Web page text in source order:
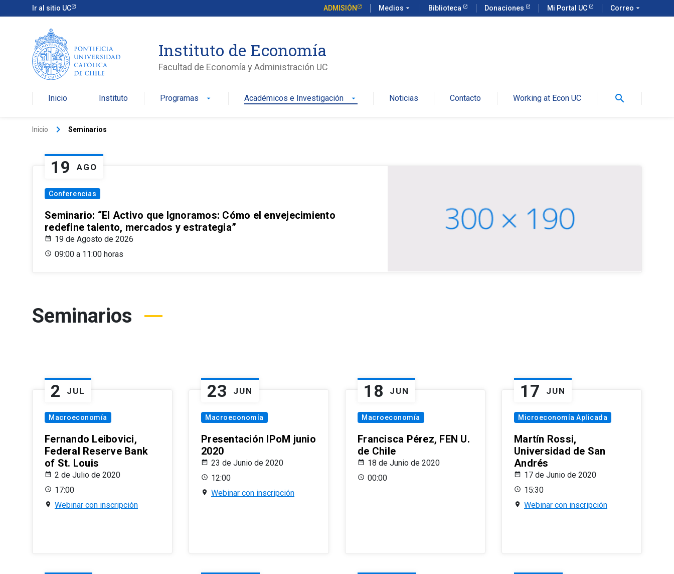
Ir al sitio UC ADMISIÓN Medios arrow_drop_down Biblioteca Donaciones Mi Portal UC Correo arrow_drop_down
Instituto de Economía
Facultad de Economía y Administración UC
Inicio Instituto Programas arrow_drop_down Académicos e Investigación arrow_drop_down Noticias Contacto Working at Econ UC search
Inicio keyboard_arrow_right Seminarios
19 AGO
Conferencias
Seminario: “El Activo que Ignoramos: Cómo el envejecimiento
redefine talento, mercados y estrategia”
19 de Agosto de 2026
09:00 a 11:00 horas
Seminarios
2 JUL
Macroeconomía
Fernando Leibovici,
Federal Reserve Bank
of St. Louis
2 de Julio de 2020
17:00
Webinar con inscripción
23 JUN
Macroeconomía
Presentación IPoM junio
2020
23 de Junio de 2020
12:00
Webinar con inscripción
18 JUN
Macroeconomía
Francisca Pérez, FEN U.
de Chile
18 de Junio de 2020
00:00
17 JUN
Microeconomía Aplicada
Martín Rossi,
Universidad de San
Andrés
17 de Junio de 2020
15:30
Webinar con inscripción